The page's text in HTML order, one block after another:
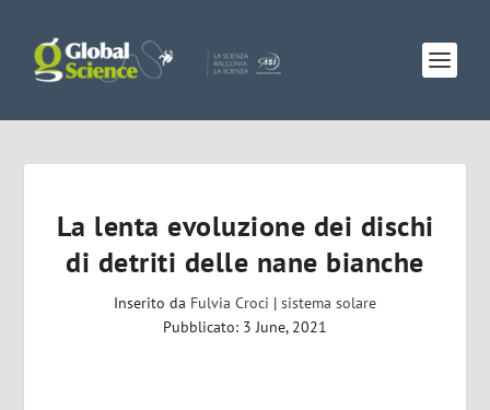
La lenta evoluzione dei dischi
di detriti delle nane bianche
Inserito da Fulvia Croci | sistema solare
Pubblicato: 3 June, 2021